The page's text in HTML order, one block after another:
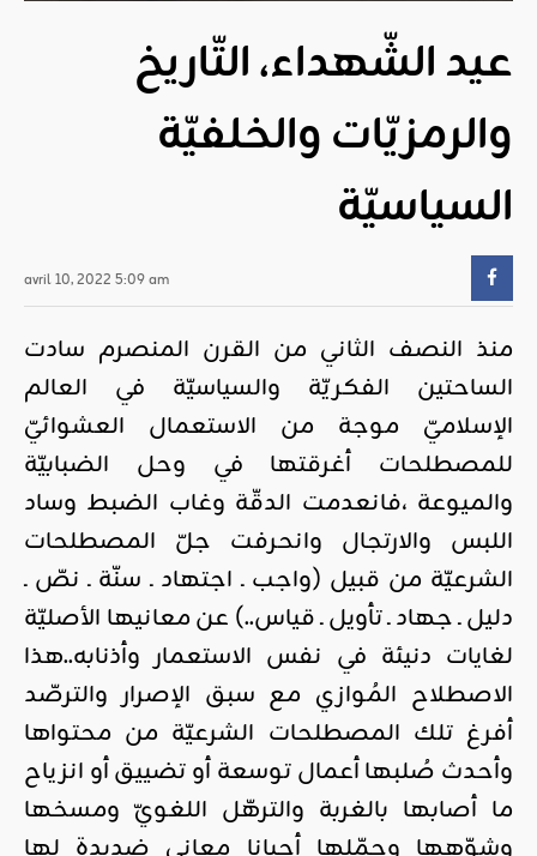
عيد الشّهداء، التّاريخ
والرمزيّات والخلفيّة
السياسيّة
avril 10, 2022 5:09 am
منذ النصف الثاني من القرن المنصرم سادت
الساحتين الفكريّة والسياسيّة في العالم
الإسلاميّ موجة من الاستعمال العشوائيّ
للمصطلحات أغرقتها في وحل الضبابيّة
والميوعة ،فانعدمت الدقّة وغاب الضبط وساد
اللبس والارتجال وانحرفت جلّ المصطلحات
الشرعيّة من قبيل (واجب ـ اجتهاد ـ سنّة ـ نصّ ـ
دليل ـ جهاد ـ تأويل ـ قياس..) عن معانيها الأصليّة
لغايات دنيئة في نفس الاستعمار وأذنابه..هذا
الاصطلاح المُوازي مع سبق الإصرار والترصّد
أفرغ تلك المصطلحات الشرعيّة من محتواها
وأحدث صُلبها أعمال توسعة أو تضييق أو انزياح
ما أصابها بالغربة والترهّل اللغويّ ومسخها
وشوّهها وحمّلها أحيانا معاني ضديدة لها